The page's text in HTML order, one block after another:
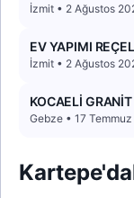
İzmit • 2 Ağustos
EV YAPIMI
İzmit • 2 Ağustos
KOCAELİ
UYGULAMA
Gebze • 17